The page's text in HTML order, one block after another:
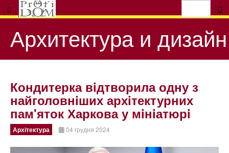
Архитектура и дизайн
Кондитерка вiдтворила одну з
найголовнiших архiтектурних
пам'яток Харкова у мiнiатюрi
Архітектура 04 грудня 2024